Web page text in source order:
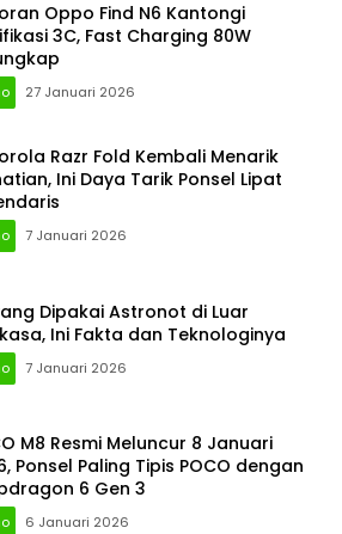
Oppo Find N6 Kantongi
3C, Fast Charging 80W
27 Januari 2026
Razr Fold Kembali Menarik
Ini Daya Tarik Ponsel Lipat
7 Januari 2026
Dipakai Astronot di Luar
Ini Fakta dan Teknologinya
7 Januari 2026
M8 Resmi Meluncur 8 Januari
Ponsel Paling Tipis POCO dengan
6 Gen 3
6 Januari 2026